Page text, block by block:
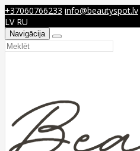
+37060766233 info@beautyspot.lv
LV RU
Navigācija